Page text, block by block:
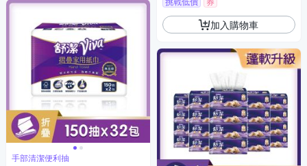
手部清潔便利抽
加入購物車